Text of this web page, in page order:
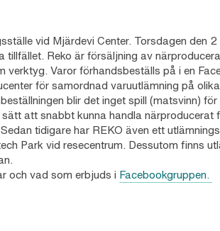
vid Mjärdevi Center. Torsdagen den
tillfället. Reko är försäljning av
verktyg. Varor förhandsbeställs på i en
för samordnad varuutlämning på
blir det inget spill (matsvinn)
att snabbt kunna handla närproducerat
tidigare har REKO även ett
Park vid resecentrum. Dessutom finns
och vad som erbjuds i Facebookgruppen.